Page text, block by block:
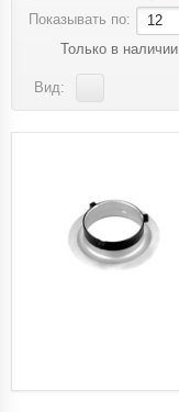
Показывать по:
12
Только в наличии
Вид: